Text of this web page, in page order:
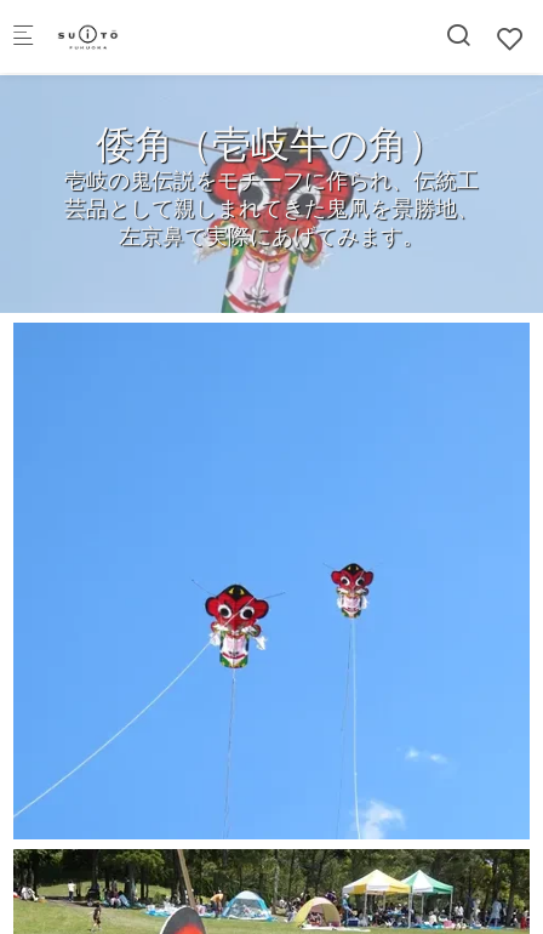
倭角（壱岐牛の角）
壱岐の鬼伝説をモチーフに作られ、伝統工
芸品として親しまれてきた鬼凧を景勝地、
左京鼻で実際にあげてみます。